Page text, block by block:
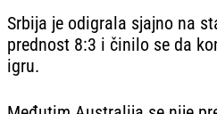
Srbija je odigrala sjajno na
prednost 8:3 i činilo se da
igru.